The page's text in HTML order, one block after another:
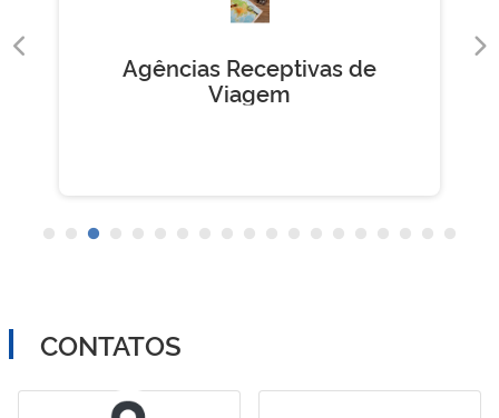
Agências Receptivas de
Viagem
CONTATOS